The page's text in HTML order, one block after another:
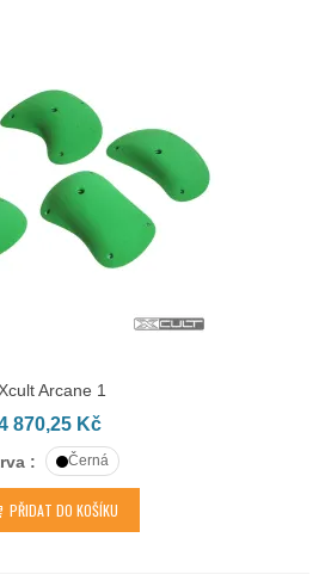
Arcane 1
870,25 Kč
: Černá
PŘIDAT DO KOŠÍKU